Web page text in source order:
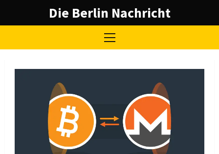
Die Berlin Nachricht
Primary